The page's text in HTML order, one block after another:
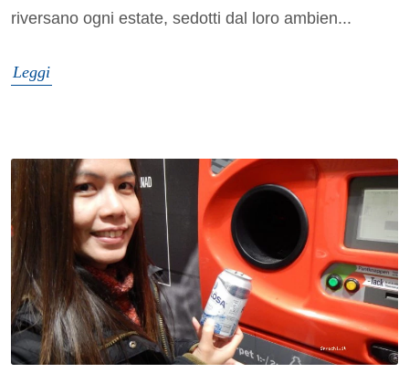
riversano ogni estate, sedotti dal loro ambien...
Leggi